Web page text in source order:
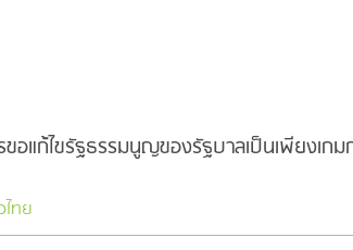
ก้ไขรัฐธรรมนูญของรัฐบาลเป็นเพียงเกม
ทย